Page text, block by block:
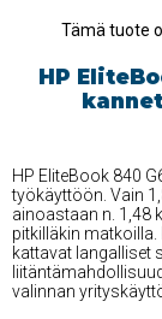
Tämä tuote
HP
HP EliteBook 840
työkäyttöön. Vain
ainoastaan n. 1,48
pitkilläkin
kattavat langalliset
valinnan